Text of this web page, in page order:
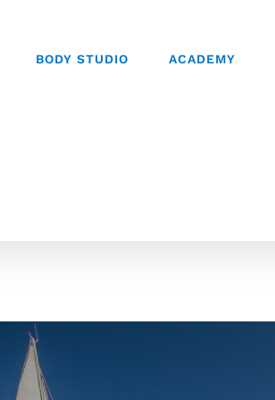
BODY STUDIO ACADEMY